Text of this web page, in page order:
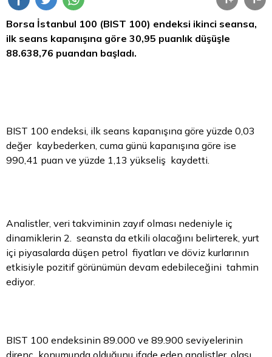
Borsa İstanbul 100 (BIST 100) endeksi ikinci seansa,
ilk seans kapanışına göre 30,95 puanlık düşüşle
88.638,76 puandan başladı.
BIST 100 endeksi, ilk seans kapanışına göre yüzde 0,03
değer kaybederken, cuma günü kapanışına göre ise
990,41 puan ve yüzde 1,13 yükseliş kaydetti.
Analistler, veri takviminin zayıf olması nedeniyle iç
dinamiklerin 2. seansta da etkili olacağını belirterek, yurt
içi piyasalarda düşen petrol fiyatları ve döviz kurlarının
etkisiyle pozitif görünümün devam edebileceğini tahmin
ediyor.
BIST 100 endeksinin 89.000 ve 89.900 seviyelerinin